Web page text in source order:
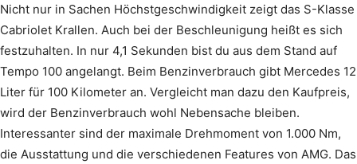
Nicht nur in Sachen Höchstgeschwindigkeit zeigt das S-Klasse
Cabriolet Krallen. Auch bei der Beschleunigung heißt es sich
festzuhalten. In nur 4,1 Sekunden bist du aus dem Stand auf
Tempo 100 angelangt. Beim Benzinverbrauch gibt Mercedes 12
Liter für 100 Kilometer an. Vergleicht man dazu den Kaufpreis,
wird der Benzinverbrauch wohl Nebensache bleiben.
Interessanter sind der maximale Drehmoment von 1.000 Nm,
die Ausstattung und die verschiedenen Features von AMG. Das